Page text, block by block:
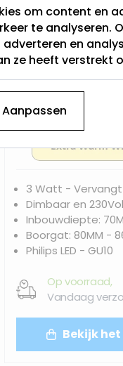
LED
3 Watt -
Dimbaar en
Inbouwdiepte:
Boorgat: 80MM -
Philips LED - GU10
Op voorraad,
Vandaag
Bekijk
om content en
te analyseren.
en
ze heeft verstrekt
Aanpassen